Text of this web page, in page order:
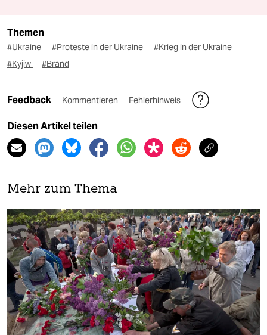
Themen
#Ukraine #Proteste in der Ukraine
#Krieg in der Ukraine
#Kyjiw
#Brand
Feedback Kommentieren Fehlerhinweis
Diesen Artikel teilen
Mehr zum Thema